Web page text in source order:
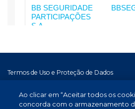
Termos de Uso e Proteção de Dados
Canal de Denúncias
Ao clicar em “Aceitar todos os
concorda com o armazenamento